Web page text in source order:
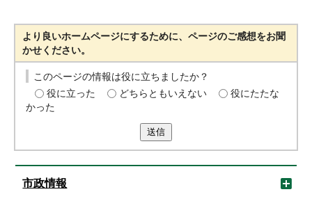
より良いホームページにするために、ページのご感想をお聞
かせください。
このページの情報は役に立ちましたか？
役に立った
どちらともいえない
役にたたな
かった
送信
市政情報